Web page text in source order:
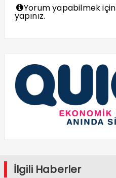
Yorum yapabilmek için
yapınız.
İlgili Haberler